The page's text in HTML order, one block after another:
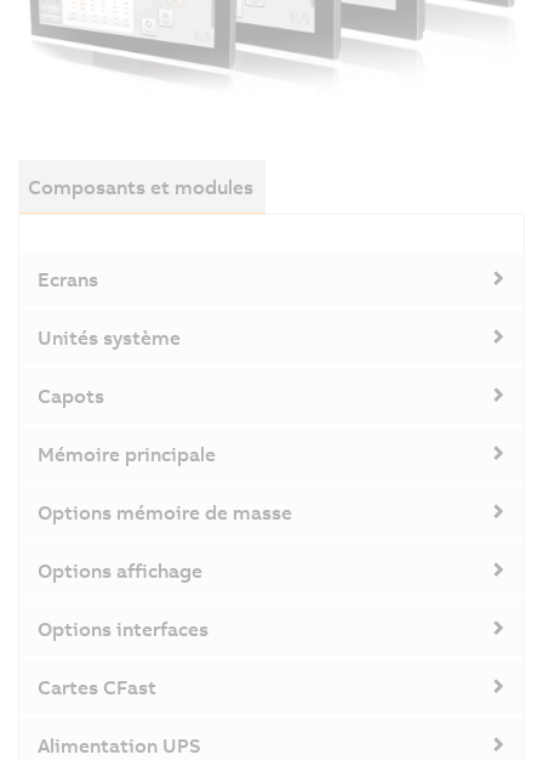
Composants et modules
Ecrans
Unités système
Capots
Mémoire principale
Options mémoire de masse
Options affichage
Options interfaces
Cartes CFast
Alimentation UPS